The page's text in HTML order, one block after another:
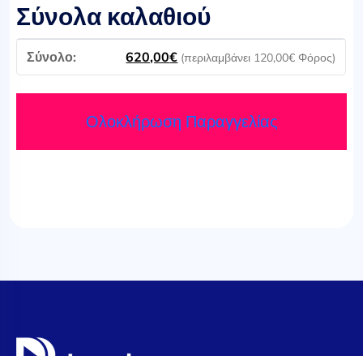
Σύνολα καλαθιού
620,00€ (περιλαμβάνει 120,00€ Φόρος)
Ολοκλήρωση Παραγγελίας